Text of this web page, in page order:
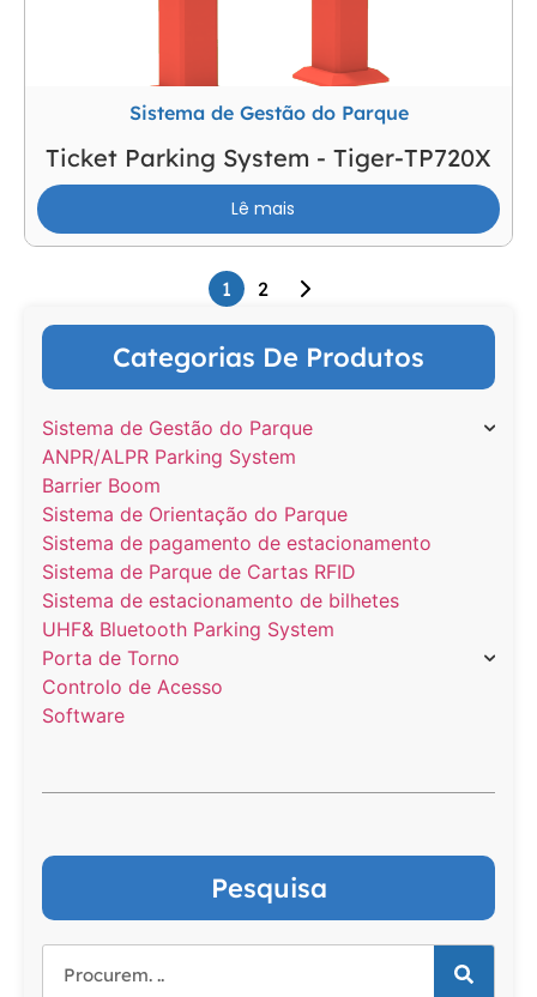
Categorias De Produtos
Sistema de Gestão do Parque
ANPR/ALPR Parking System
Barrier Boom
Sistema de Orientação do Parque
Sistema de pagamento de estacionamento
Sistema de Parque de Cartas RFID
Sistema de estacionamento de bilhetes
UHF& Bluetooth Parking System
Porta de Torno
Controlo de Acesso
Software
Pesquisa
Sistema de Gestão do Parque
Ticket Parking System - Tiger-TP720X
Lê mais
1 2